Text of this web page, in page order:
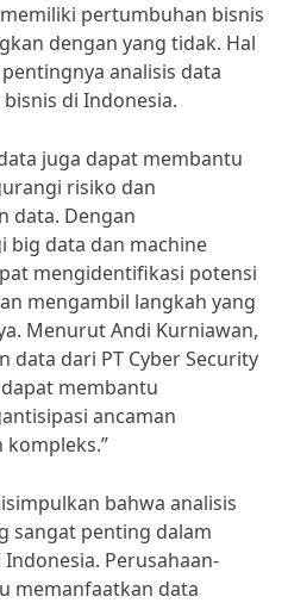
pertumbuhan bisnis
dengan yang tidak. Hal
analisis data
di Indonesia.
juga dapat membantu
risiko dan
data. Dengan
big data dan machine
mengidentifikasi potensi
mengambil langkah yang
Menurut Andi Kurniawan,
data dari PT Cyber Security
membantu
ancaman
kompleks.”
bahwa analisis
sangat penting dalam
Perusahaan-
memanfaatkan data